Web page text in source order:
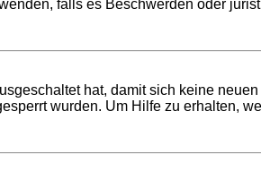
falls es Beschwerden oder
hat, damit sich keine
wurden. Um Hilfe zu erhalten,